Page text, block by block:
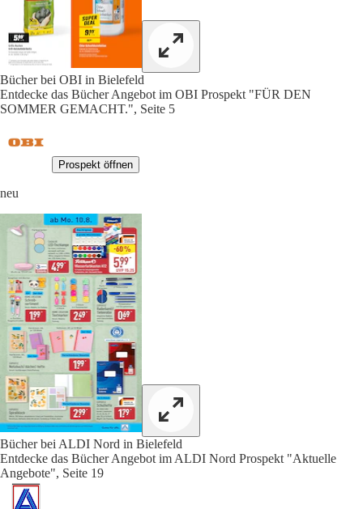
Bücher bei OBI in Bielefeld
Entdecke das Bücher Angebot im OBI Prospekt "FÜR DEN
SOMMER GEMACHT.", Seite 5
Prospekt öffnen
neu
Bücher bei ALDI Nord in Bielefeld
Entdecke das Bücher Angebot im ALDI Nord Prospekt "Aktuelle
Angebote", Seite 19